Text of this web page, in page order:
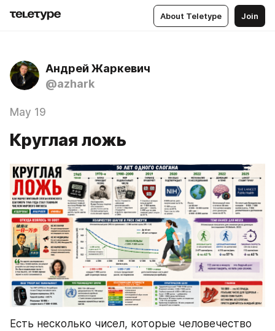
About Teletype Join
Андрей Жаркевич
@azhark
May 19
Круглая ложь
Есть несколько чисел, которые человечество